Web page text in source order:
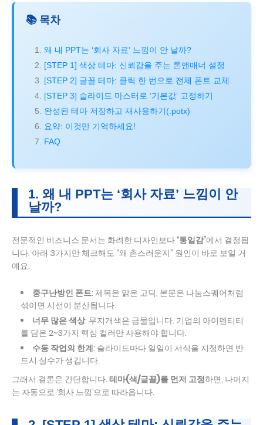
📚 목차
왜 내 PPT는 ‘회사 자료’ 느낌이 안 날까?
[STEP 1] 색상 테마: 신뢰감을 주는 톤앤매너 설정
[STEP 2] 글꼴 테마: 클릭 한 번으로 전체 폰트 교체
[STEP 3] 슬라이드 마스터로 ‘기본값’ 고정하기
완성된 테마 저장하고 재사용하기(.potx)
요약: 이것만 기억하세요!
FAQ
1. 왜 내 PPT는 ‘회사 자료’ 느낌이 안
날까?
전문적인 비즈니스 문서는 화려한 디자인보다 ‘통일감’에서 결정됩
니다. 아래 3가지만 체크해도 “왜 촌스러운지” 원인이 바로 보일 거
예요.
중구난방인 폰트: 제목은 맑은 고딕, 본문은 나눔스퀘어처럼
섞이면 시선이 분산됩니다.
너무 많은 색상: 무지개색은 금물입니다. 기업의 아이덴티티
를 담은 2~3가지 핵심 컬러만 사용해야 합니다.
수동 작업의 한계: 슬라이드마다 일일이 서식을 지정하면 반
드시 실수가 생깁니다.
그래서 결론은 간단합니다. 테마(색/글꼴)를 먼저 고정하면, 나머지
는 자동으로 ‘회사 느낌’으로 따라옵니다.